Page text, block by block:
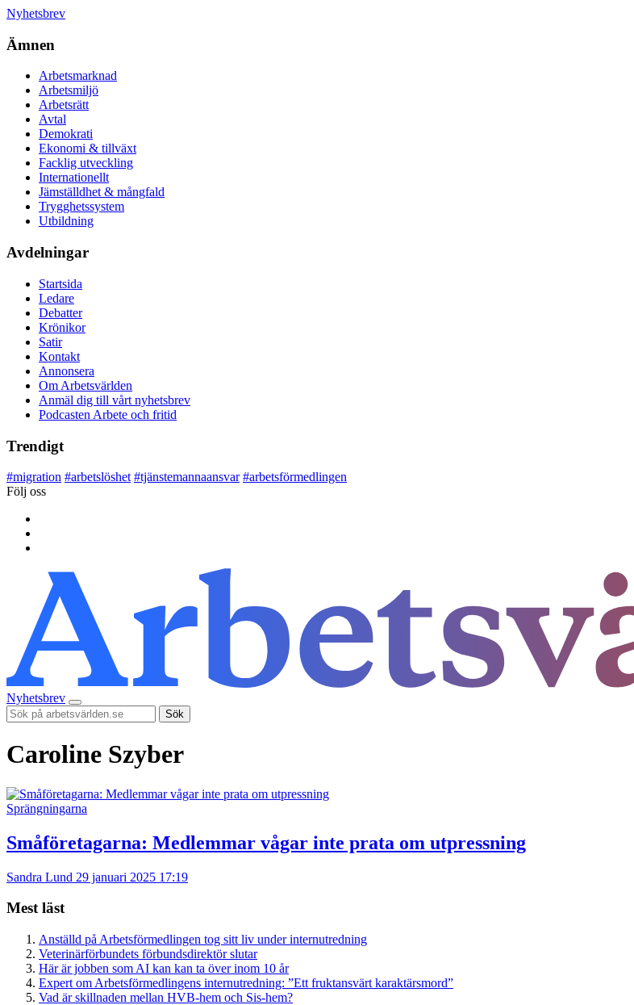
Nyhetsbrev
Ämnen
Arbetsmarknad
Arbetsmiljö
Arbetsrätt
Avtal
Demokrati
Ekonomi & tillväxt
Facklig utveckling
Internationellt
Jämställdhet & mångfald
Trygghetssystem
Utbildning
Avdelningar
Startsida
Ledare
Debatter
Krönikor
Satir
Kontakt
Annonsera
Om Arbetsvärlden
Anmäl dig till vårt nyhetsbrev
Podcasten Arbete och fritid
Trendigt
#migration #arbetslöshet #tjänstemannaansvar #arbetsförmedlingen
Följ oss
Nyhetsbrev
Sök
Caroline Szyber
Sprängningarna
Småföretagarna: Medlemmar vågar inte prata om utpressning
Sandra Lund 29 januari 2025 17:19
Mest läst
Anställd på Arbetsförmedlingen tog sitt liv under internutredning
Veterinärförbundets förbundsdirektör slutar
Här är jobben som AI kan kan ta över inom 10 år
Expert om Arbetsförmedlingens internutredning: ”Ett fruktansvärt karaktärsmord”
Vad är skillnaden mellan HVB-hem och Sis-hem?